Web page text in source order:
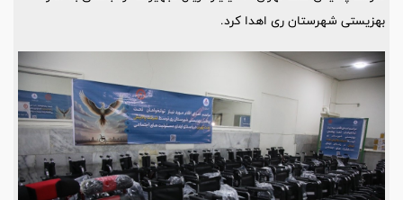
بهزیستی شهرستان ری اهدا کرد.